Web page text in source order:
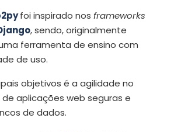
foi inspirado nos frameworks
, sendo, originalmente
ferramenta de ensino com
de uso.
objetivos é a agilidade no
aplicações web seguras e
de dados.